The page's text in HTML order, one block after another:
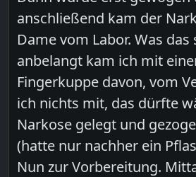
anschließend kam der
Dame vom Labor. Was das
anbelangt kam ich mit
Fingerkuppe davon, vom
ich nichts mit, das dürfte
Narkose gelegt und
(hatte nur nachher ein
Nun zur Vorbereitung.